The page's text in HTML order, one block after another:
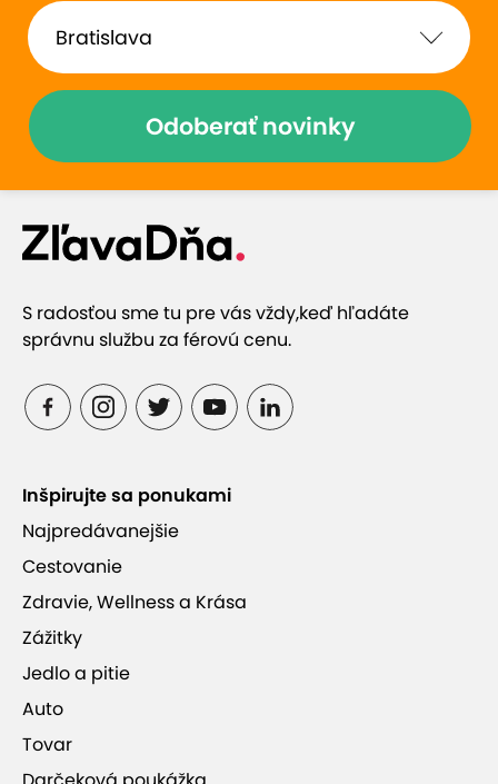
Odoberať novinky
S radosťou sme tu pre vás vždy,keď hľadáte
správnu službu za férovú cenu.
Inšpirujte sa ponukami
Najpredávanejšie
Cestovanie
Zdravie, Wellness a Krása
Zážitky
Jedlo a pitie
Auto
Tovar